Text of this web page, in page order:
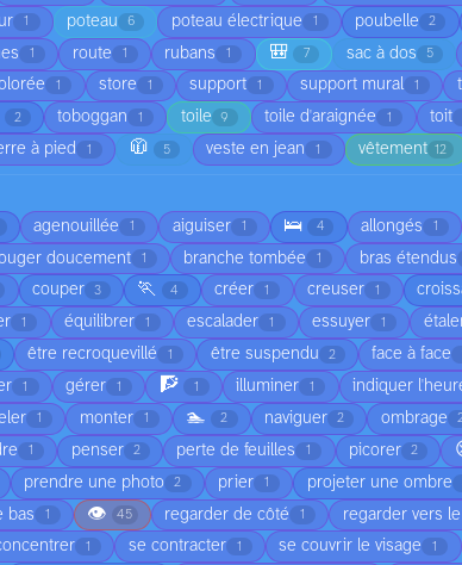
1 poteau 6 poteau électrique 1 poubelle 2
1 route 1 rubans 1 🎒 7 sac à dos 5
1 store 1 support 1 support mural 1
2 toboggan 1 toile 9 toile d'araignée 1 toit
à pied 1 🧥 5 veste en jean 1 vêtement 12
agenouillée 1 aiguiser 1 🛌 4 allongés 1
doucement 1 branche tombée 1 bras étendus
couper 3 🏃 4 créer 1 creuser 1
1 équilibrer 1 escalader 1 essuyer 1
être recroquevillé 1 être suspendu 2 face à face
1 gérer 1 🧗 1 illuminer 1 indiquer
1 monter 1 🏊 2 naviguer 2 ombrage
1 penser 2 perte de feuilles 1 picorer 2
prendre une photo 2 prier 1 projeter une ombre
bas 1 👁️ 45 regarder de côté 1 regarder vers
1 se contracter 1 se couvrir le visage 1